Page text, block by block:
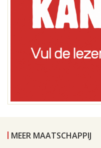
MEER MAATSCHAPPIJ